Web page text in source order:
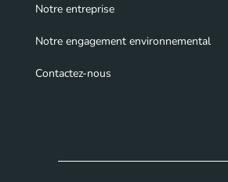
Notre entreprise
Notre engagement environnemental
Contactez-nous